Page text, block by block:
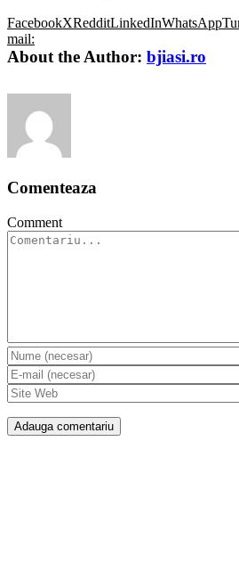
FacebookXRedditLinkedInWhatsApp
mail:
About the Author: bjiasi.ro
Comenteaza
Comment